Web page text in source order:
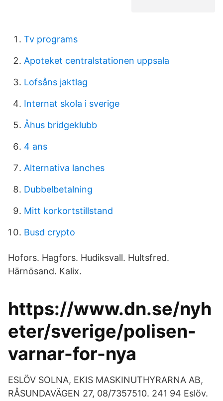
Tv programs
Apoteket centralstationen uppsala
Lofsåns jaktlag
Internat skola i sverige
Åhus bridgeklubb
4 ans
Alternativa lanches
Dubbelbetalning
Mitt korkortstillstand
Busd crypto
Hofors. Hagfors. Hudiksvall. Hultsfred.
Härnösand. Kalix.
https://www.dn.se/nyh
eter/sverige/polisen-
varnar-for-nya
ESLÖV SOLNA, EKIS MASKINUTHYRARNA AB,
RÅSUNDAVÄGEN 27, 08/7357510. 241 94 Eslöv.